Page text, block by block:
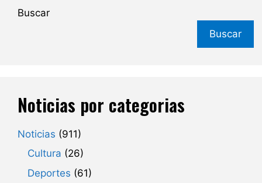
Buscar
Buscar
Noticias por categorias
Noticias (911)
Cultura (26)
Deportes (61)